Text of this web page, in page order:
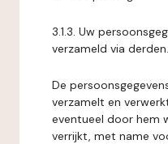
3.1.3. Uw
verzameld via derden.
De
verzamelt en
eventueel door hem
verrijkt, met name